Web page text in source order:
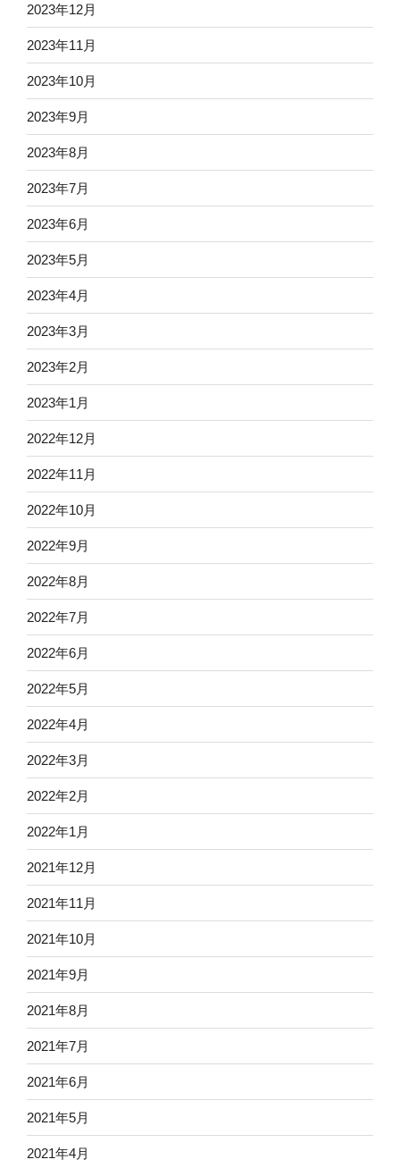
2023年12月
2023年11月
2023年10月
2023年9月
2023年8月
2023年7月
2023年6月
2023年5月
2023年4月
2023年3月
2023年2月
2023年1月
2022年12月
2022年11月
2022年10月
2022年9月
2022年8月
2022年7月
2022年6月
2022年5月
2022年4月
2022年3月
2022年2月
2022年1月
2021年12月
2021年11月
2021年10月
2021年9月
2021年8月
2021年7月
2021年6月
2021年5月
2021年4月